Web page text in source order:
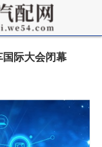
际大会闭幕